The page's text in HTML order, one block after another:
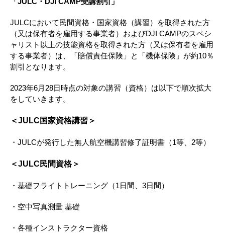
JULCにおいて民間資格・国家資格（講習）を取得された方
（又は保有者を雇用する事業者）およびDJI CAMPのスペシ
ャリスト以上の技能資格を取得された方（又は保有者を雇用
する事業者）は、「賠償責任保険」と「機体保険」が約10％
割引となります。
2023年6月28日時点の対象の講習（資格）は以下で順次拡大
をしていきます。
＜JULC国家資格講習＞
・JULCが発行した無人航空機講習修了証明書（1等、2等）
＜JULC民間資格＞
・基礎フライトトレーニング（1日間、3日間）
・空中写真測量 基礎
・各種インストラクター資格